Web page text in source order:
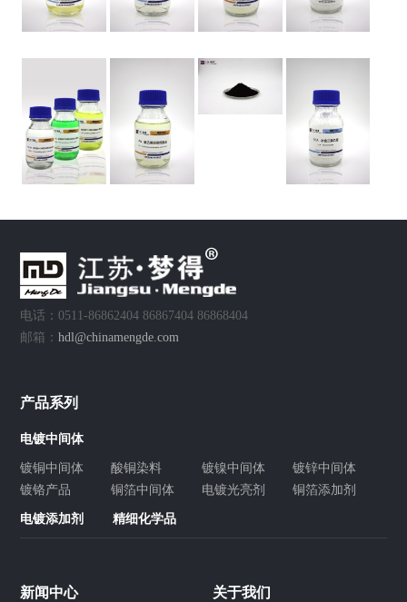
电话：0511-86862404 86867404 86868404
邮箱：hdl@chinamengde.com
产品系列
电镀中间体
镀铜中间体 酸铜染料 镀镍中间体
镀锌中间体
镀铬产品
铜箔中间体 电镀光亮剂 铜箔添加剂
电镀添加剂 精细化学品
新闻中心 关于我们